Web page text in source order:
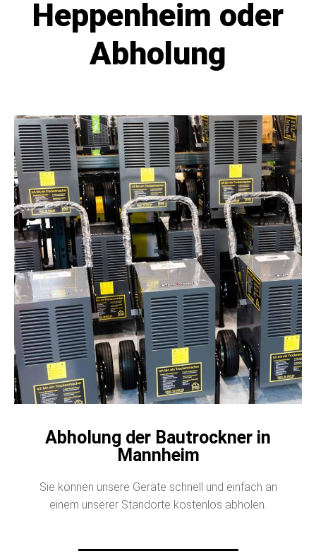
Heppenheim oder
Abholung
Abholung der Bautrockner in
Mannheim
Sie können unsere Geräte schnell und einfach an
einem unserer Standorte kostenlos abholen.